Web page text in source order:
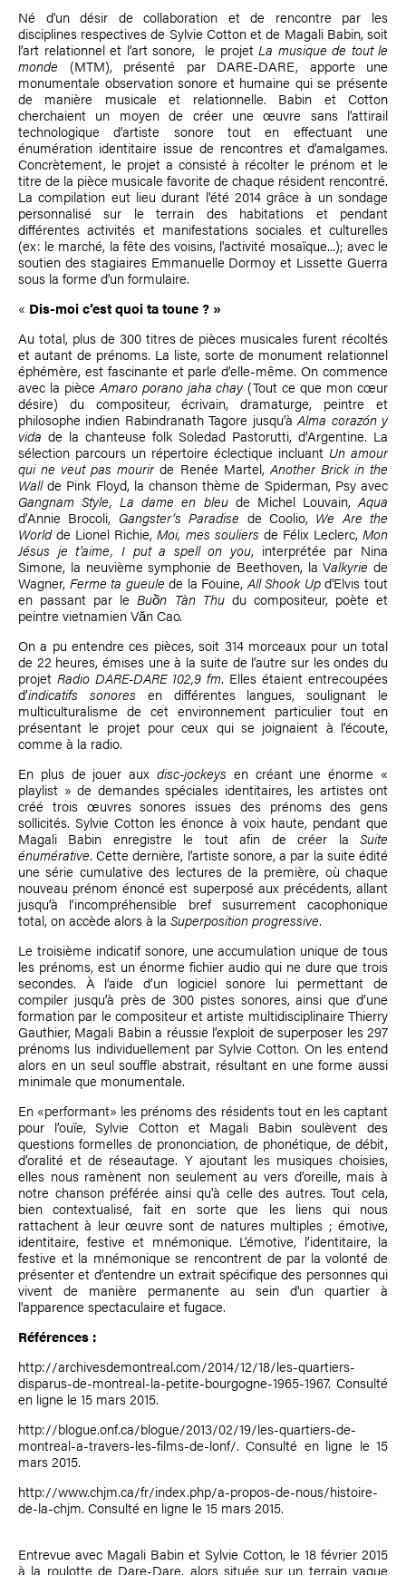
Né d'un désir de collaboration et de rencontre par les
disciplines respectives de Sylvie Cottonet de Magali Babin, soit
l’art relationnel et l’art sonore, le projet La musique de tout le
monde (MTM), présenté par DARE-DARE, apporte une
monumentale observation sonore et humaine qui se présente
de manière musicale et relationnelle. Babin et Cotton
cherchaient un moyen de créer une œuvre sans l’attirail
technologique d’artiste sonore tout en effectuant une
énumération identitaire issue de rencontres et d’amalgames.
Concrètement, le projet a consisté à récolter le prénom et le
titre de la pièce musicale favorite de chaque résident rencontré.
La compilation eut lieu durant l'été 2014 grâce à un sondage
personnalisé sur le terrain des habitations et pendant
différentes activités et manifestations sociales et culturelles
(ex: le marché, la fête des voisins, l'activité mosaïque...); avec le
soutien des stagiaires Emmanuelle Dormoy et Lissette Guerra
sous la forme d'un formulaire.
« Dis-moi c’est quoi ta toune ? »
Au total, plus de 300 titres de pièces musicales furent récoltés
et autant de prénoms. La liste, sorte de monument relationnel
éphémère, est fascinante et parle d’elle-même. On commence
avec la pièce Amaro porano jaha chay (Tout ce que mon cœur
désire) du compositeur, écrivain, dramaturge, peintre et
philosophe indien Rabindranath Tagore jusqu’àAlma corazón y
vida de la chanteuse folk Soledad Pastorutti, d’Argentine. La
sélection parcours un répertoire éclectique incluant Un amour
qui ne veut pas mourirde Renée Martel, Another Brick in the
Wallde Pink Floyd, la chanson thème de Spiderman, Psy avec
Gangnam Style, La dame en bleu de Michel Louvain,Aqua
d’Annie Brocoli, Gangster’s Paradise de Coolio, We Are the
Worldde Lionel Richie,Moi, mes souliers de Félix Leclerc,Mon
Jésus je t'aime, I put a spell on you, interprétée par Nina
Simone, la neuvième symphonie de Beethoven, la Valkyrie de
Wagner, Ferme ta gueulede la Fouine, All Shook Upd'Elvis tout
en passant par leBuồn Tàn Thudu compositeur, poète et
peintre vietnamien Văn Cao.
On a pu entendre ces pièces, soit 314 morceaux pour un total
de 22 heures, émises une à la suite de l’autre sur les ondes du
projet Radio DARE-DARE 102,9 fm. Elles étaient entrecoupées
d’indicatifs sonores en différentes langues, soulignant le
multiculturalisme de cet environnement particulier tout en
présentant le projet pour ceux qui se joignaient à l’écoute,
comme à la radio.
En plus de jouer aux disc-jockeys en créant une énorme «
playlist » de demandes spéciales identitaires, les artistes ont
créé trois œuvres sonores issues des prénoms des gens
sollicités.Sylvie Cotton les énonce à voix haute, pendant que
Magali Babin enregistre le tout afin de créer laSuite
énumérative. Cette dernière, l’artiste sonore, a par la suite édité
une série cumulative des lectures de la première, où chaque
nouveau prénom énoncé est superposé aux précédents, allant
jusqu’à l’incompréhensible bref susurrement cacophonique
total, on accède alors à la Superposition progressive.
Le troisième indicatif sonore, une accumulation unique de tous
les prénoms, est un énorme fichier audio qui ne dure que trois
secondes. À l’aide d’un logiciel sonore lui permettant de
compiler jusqu’à près de 300 pistes sonores, ainsi que d’une
formation par le compositeur et artiste multidisciplinaire Thierry
Gauthier, Magali Babina réussie l’exploit de superposer les 297
prénoms lus individuellement par Sylvie Cotton. On les entend
alors en un seul souffle abstrait, résultant en une forme aussi
minimale que monumentale.
En «performant» les prénoms des résidents tout en les captant
pour l’ouïe,Sylvie Cottonet Magali Babinsoulèvent des
questions formelles de prononciation, de phonétique, de débit,
d’oralité et de réseautage. Y ajoutant les musiques choisies,
elles nous ramènent non seulement au vers d’oreille, mais à
notre chanson préférée ainsi qu'à celle des autres. Tout cela,
bien contextualisé, fait en sorte que les liens qui nous
rattachent à leur œuvre sont de natures multiples ; émotive,
identitaire, festive et mnémonique. L’émotive, l’identitaire, la
festive et la mnémonique se rencontrent de par la volonté de
présenter et d’entendre un extrait spécifique des personnes qui
vivent de manière permanente au sein d'un quartier à
l'apparence spectaculaire et fugace.
Références :
http://archivesdemontreal.com/2014/12/18/les-quartiers-
disparus-de-montreal-la-petite-bourgogne-1965-1967. Consulté
en ligne le 15 mars 2015.
http://blogue.onf.ca/blogue/2013/02/19/les-quartiers-de-
montreal-a-travers-les-films-de-lonf/.Consulté en ligne le15
mars 2015.
http://www.chjm.ca/fr/index.php/a-propos-de-nous/histoire-
de-la-chjm. Consulté en ligne le 15 mars 2015.
Entrevue avec Magali Babin et Sylvie Cotton, le 18 février 2015
à la roulotte de Dare-Dare, alors située sur un terrain vague